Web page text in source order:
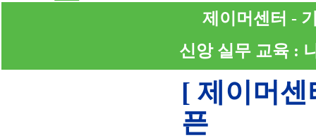
제이머센터 -
신앙 실무 교육 :
[ 제이머센
픈